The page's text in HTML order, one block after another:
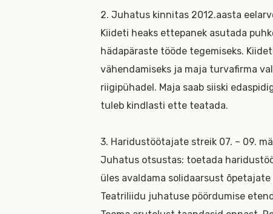
2. Juhatus kinnitas 2012.aasta
Kiideti heaks ettepanek asutada
hädapäraste tööde tegemiseks.
vähendamiseks ja maja turvafirma
riigipühadel. Maja saab siiski
tuleb kindlasti ette teatada.
3. Haridustöötajate streik 07. – 09.
Juhatus otsustas: toetada
üles avaldama solidaarsust
Teatriliidu juhatuse pöördumise